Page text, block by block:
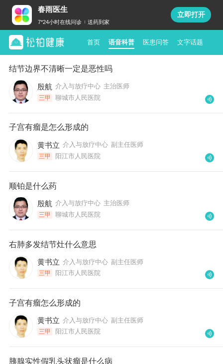
春雨医生
7*24小时在线问诊 送药到家
立即打开
首页 语音科普 医患问答 文字话题
结节边界不清晰一定是恶性吗
殷航 介入与放疗中心 主治医师
三甲 聊城市人民医院
子宫有瘤是怎么形成的
黄书立 介入与放疗中心 副主任医师
三甲 阳江市人民医院
顺铂是什么药
殷航 介入与放疗中心 主治医师
三甲 聊城市人民医院
右肺多发结节灶什么意思
黄书立 介入与放疗中心 副主任医师
三甲 阳江市人民医院
子宫有瘤怎么形成的
黄书立 介入与放疗中心 副主任医师
三甲 阳江市人民医院
胰腺实性假乳头状瘤是什么病